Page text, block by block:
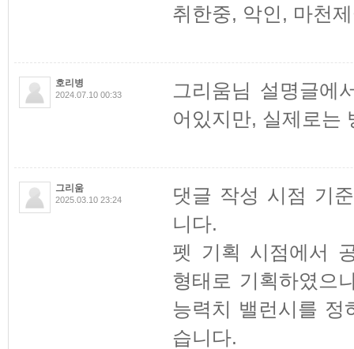
취한중, 악인, 마천
호리병
2024.07.10 00:33
그리움님 설명글에
어있지만, 실제로는
그리움
2025.03.10 23:24
댓글 작성 시점 기
니다.
펫 기획 시점에서
형태로 기획하였으
능력치 밸런시를 정
습니다.